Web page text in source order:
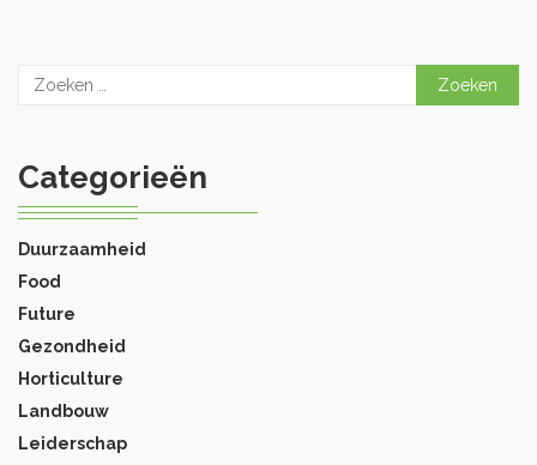
Zoeken
Categorieën
Duurzaamheid
Food
Future
Gezondheid
Horticulture
Landbouw
Leiderschap